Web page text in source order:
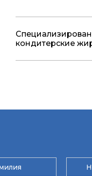
кондитерские